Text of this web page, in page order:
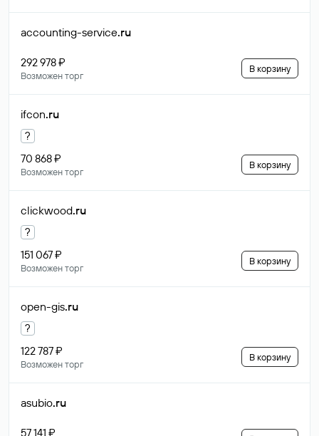
accounting-service.ru
292 978 ₽
Возможен торг
В корзину
ifcon.ru
?
70 868 ₽
Возможен торг
В корзину
clickwood.ru
?
151 067 ₽
Возможен торг
В корзину
open-gis.ru
?
122 787 ₽
Возможен торг
В корзину
asubio.ru
57 141 ₽